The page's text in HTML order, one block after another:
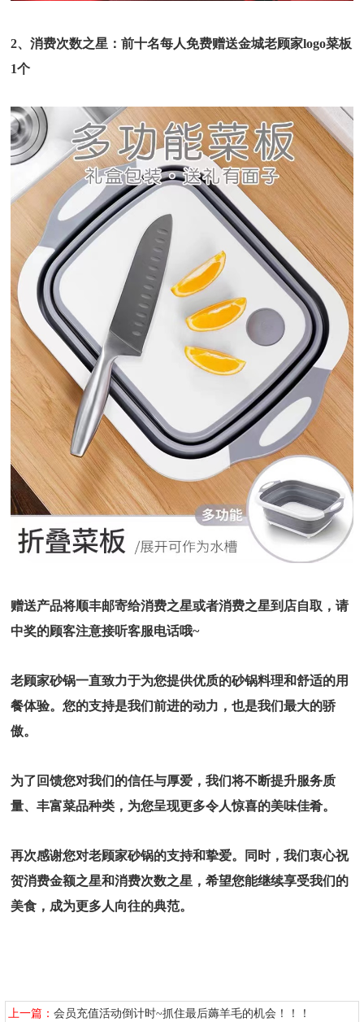
2、消费次数之星：前十名每人免费赠送金城老顾家logo菜板
1个
赠送产品将顺丰邮寄给消费之星或者消费之星到店自取，请
中奖的顾客注意接听客服电话哦~
老顾家砂锅一直致力于为您提供优质的砂锅料理和舒适的用
餐体验。您的支持是我们前进的动力，也是我们最大的骄
傲。
为了回馈您对我们的信任与厚爱，我们将不断提升服务质
量、丰富菜品种类，为您呈现更多令人惊喜的美味佳肴。
再次感谢您对老顾家砂锅的支持和挚爱。同时，我们衷心祝
贺消费金额之星和消费次数之星，希望您能继续享受我们的
美食，成为更多人向往的典范。
上一篇：会员充值活动倒计时~抓住最后薅羊毛的机会！！！